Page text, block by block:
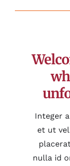
Integer
et ut
nulla id